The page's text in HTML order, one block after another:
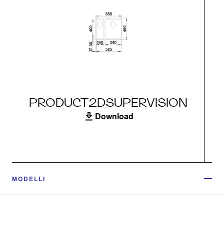
PRODUCT2DSUPERVISION
Download
MODELLI